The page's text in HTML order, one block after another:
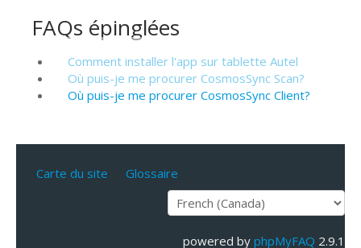
FAQs épinglées
Comment installer l'app sur tablette Autel
Où puis-je me procurer CosmosSync Scan?
Où puis-je me procurer CosmosSync Client?
Carte du site Glossaire
powered by phpMyFAQ 2.9.1